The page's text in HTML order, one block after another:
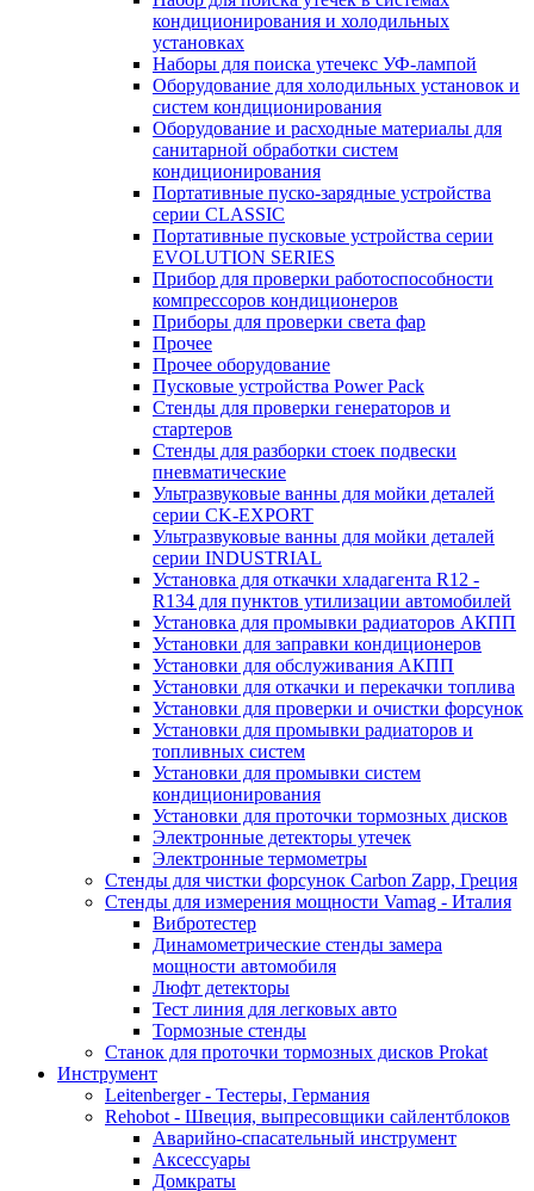
кондиционирования и холодильных
установках
Наборы для поиска утечекс УФ-лампой
Оборудование для холодильных установок и
систем кондиционирования
Оборудование и расходные материалы для
санитарной обработки систем
кондиционирования
Портативные пуско-зарядные устройства
серии CLASSIC
Портативные пусковые устройства серии
EVOLUTION SERIES
Прибор для проверки работоспособности
компрессоров кондиционеров
Приборы для проверки света фар
Прочее
Прочее оборудование
Пусковые устройства Power Pack
Стенды для проверки генераторов и
стартеров
Стенды для разборки стоек подвески
пневматические
Ультразвуковые ванны для мойки деталей
серии CK-EXPORT
Ультразвуковые ванны для мойки деталей
серии INDUSTRIAL
Установка для откачки хладагента R12 -
R134 для пунктов утилизации автомобилей
Установка для промывки радиаторов АКПП
Установки для заправки кондиционеров
Установки для обслуживания АКПП
Установки для откачки и перекачки топлива
Установки для проверки и очистки форсунок
Установки для промывки радиаторов и
топливных систем
Установки для промывки систем
кондиционирования
Установки для проточки тормозных дисков
Электронные детекторы утечек
Электронные термометры
Стенды для чистки форсунок Carbon Zapp, Греция
Стенды для измерения мощности Vamag - Италия
Вибротестер
Динамометрические стенды замера
мощности автомобиля
Люфт детекторы
Тест линия для легковых авто
Тормозные стенды
Станок для проточки тормозных дисков Prokat
Инструмент
Leitenberger - Тестеры, Германия
Rehobot - Швеция, выпресовщики сайлентблоков
Аварийно-спасательный инструмент
Аксессуары
Домкраты